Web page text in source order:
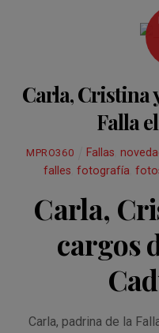
ce
b
o
k
Carla, Cristina
Falla
MPRO360 Fallas ,
falles ,fotografía ,
Carla,
cargos
Carla, padrina de la